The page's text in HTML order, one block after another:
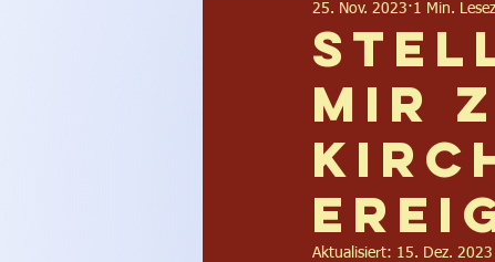
mir
25. Nov. 2023 1 Min.
Aktualisiert: 15. Dez. 2023